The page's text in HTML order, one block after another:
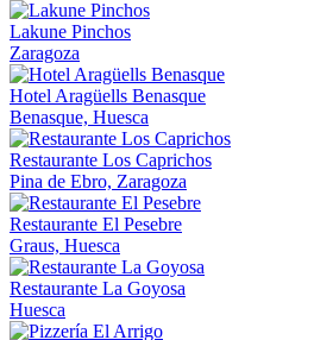
Lakune Pinchos
Zaragoza
Hotel Aragüells Benasque
Benasque, Huesca
Restaurante Los Caprichos
Pina de Ebro, Zaragoza
Restaurante El Pesebre
Graus, Huesca
Restaurante La Goyosa
Huesca